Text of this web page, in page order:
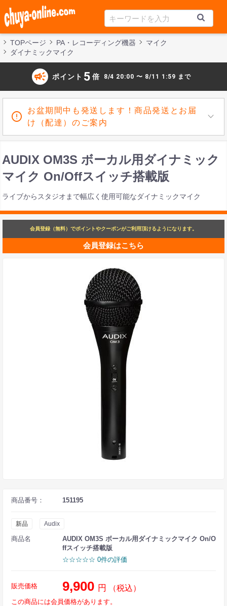
TOPページ PA・レコーディング機器
マイク
ダイナミックマイク
campaign ポイント 5 倍 8/4 20:00 〜 8/11 1:59 まで
お盆期間中も発送します！商品発送とお届
け（配達）のご案内
AUDIX OM3S ボーカル用ダイナミック
マイク On/Offスイッチ搭載版
ライブからスタジオまで幅広く使用可能なダイナミックマイク
会員登録（無料）でポイントやクーポンがご利用頂けるようになります。
会員登録はこちら
商品番号： 151195
新品 Audix
商品名
AUDIX OM3S ボーカル用ダイナミックマイク On/O
ffスイッチ搭載版
☆☆☆☆☆ 0件の評価
販売価格 9,900 円 （税込）
この商品には会員価格があります。